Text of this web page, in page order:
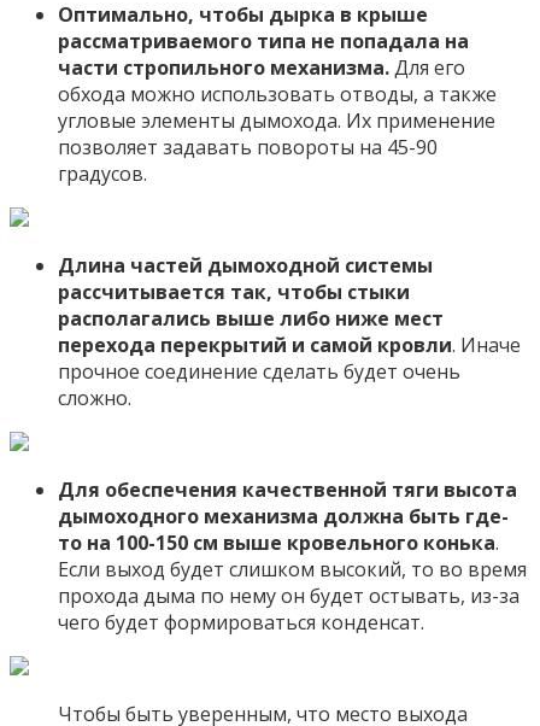
Оптимально, чтобы дырка в крыше
рассматриваемого типа не попадала на
части стропильного механизма.Для его
обхода можно использовать отводы, а также
угловые элементы дымохода. Их применение
позволяет задавать повороты на 45-90
градусов.
Длина частей дымоходной системы
рассчитывается так, чтобы стыки
располагались выше либо ниже мест
перехода перекрытий и самой кровли. Иначе
прочное соединение сделать будет очень
сложно.
Для обеспечения качественной тяги высота
дымоходного механизма должна быть где-
то на 100-150 см выше кровельного конька.
Если выход будет слишком высокий, то во время
прохода дыма по нему он будет остывать, из-за
чего будет формироваться конденсат.
Чтобы быть уверенным, что место выхода